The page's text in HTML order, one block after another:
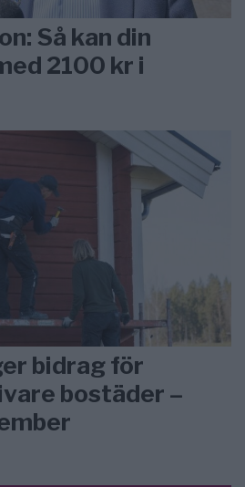
Så kan din
2100 kr i
bidrag för
bostäder –